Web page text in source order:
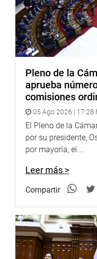
Pleno de la
aprueba
comisiones
05 Ago 2026 | 17:28
El Pleno de la
por su presidente,
por mayoría, el...
Leer más >
Compartir